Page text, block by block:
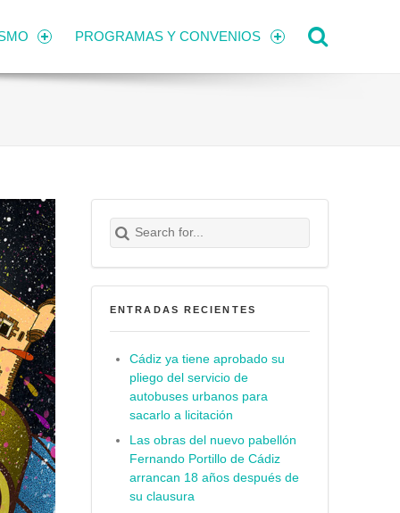
PROGRAMAS Y CONVENIOS
Search for:
Buscar
ENTRADAS RECIENTES
Cádiz ya tiene aprobado su
pliego del servicio de
autobuses urbanos para
sacarlo a licitación
Las obras del nuevo pabellón
Fernando Portillo de Cádiz
arrancan 18 años después de
su clausura